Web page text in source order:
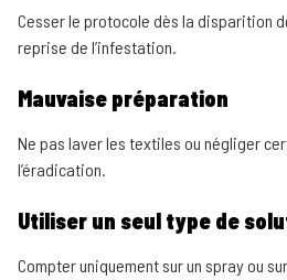
Cesser le protocole dès la disparition
reprise de l’infestation.
Mauvaise préparation
Ne pas laver les textiles ou négliger
l’éradication.
Utiliser un seul type de
Compter uniquement sur un spray ou